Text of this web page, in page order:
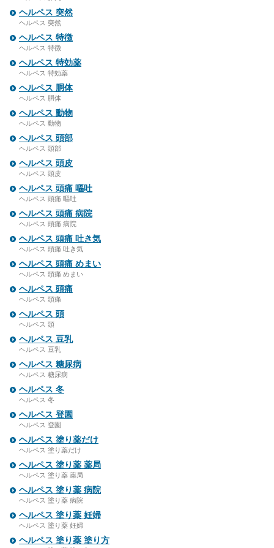
ヘルペス 突然
ヘルペス 突然
ヘルペス 特徴
ヘルペス 特徴
ヘルペス 特効薬
ヘルペス 特効薬
ヘルペス 胴体
ヘルペス 胴体
ヘルペス 動物
ヘルペス 動物
ヘルペス 頭部
ヘルペス 頭部
ヘルペス 頭皮
ヘルペス 頭皮
ヘルペス 頭痛 嘔吐
ヘルペス 頭痛 嘔吐
ヘルペス 頭痛 病院
ヘルペス 頭痛 病院
ヘルペス 頭痛 吐き気
ヘルペス 頭痛 吐き気
ヘルペス 頭痛 めまい
ヘルペス 頭痛 めまい
ヘルペス 頭痛
ヘルペス 頭痛
ヘルペス 頭
ヘルペス 頭
ヘルペス 豆乳
ヘルペス 豆乳
ヘルペス 糖尿病
ヘルペス 糖尿病
ヘルペス 冬
ヘルペス 冬
ヘルペス 登園
ヘルペス 登園
ヘルペス 塗り薬だけ
ヘルペス 塗り薬だけ
ヘルペス 塗り薬 薬局
ヘルペス 塗り薬 薬局
ヘルペス 塗り薬 病院
ヘルペス 塗り薬 病院
ヘルペス 塗り薬 妊婦
ヘルペス 塗り薬 妊婦
ヘルペス 塗り薬 塗り方